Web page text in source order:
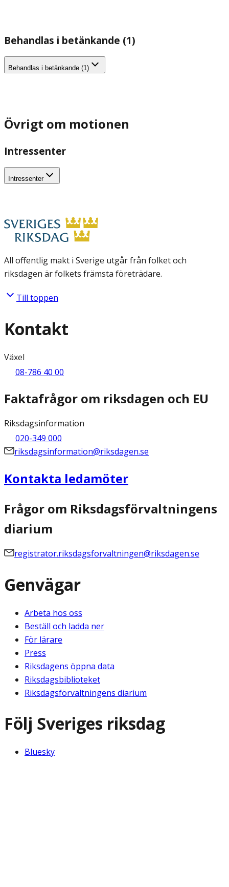
Behandlas i betänkande (1)
Behandlas i betänkande (1)
Övrigt om motionen
Intressenter
Intressenter
All offentlig makt i Sverige utgår från folket och
riksdagen är folkets främsta företrädare.
Till toppen
Kontakt
Växel
08-786 40 00
Faktafrågor om riksdagen och EU
Riksdagsinformation
020-349 000
riksdagsinformation@riksdagen.se
Kontakta ledamöter
Frågor om Riksdagsförvaltningens
diarium
registrator.riksdagsforvaltningen@riksdagen.se
Genvägar
Arbeta hos oss
Beställ och ladda ner
För lärare
Press
Riksdagens öppna data
Riksdagsbiblioteket
Riksdagsförvaltningens diarium
Följ Sveriges riksdag
Bluesky